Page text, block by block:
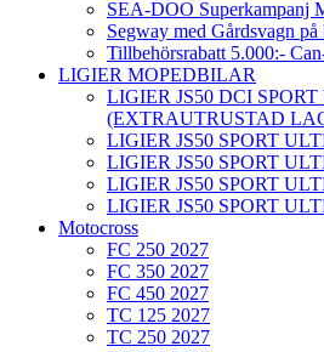
SEA-DOO Superkampanj
Segway med Gårdsvagn på
Tillbehörsrabatt 5.000:-
LIGIER MOPEDBILAR
LIGIER JS50 DCI
(EXTRAUTRUSTAD
LIGIER JS50 SPORT
LIGIER JS50 SPORT
LIGIER JS50 SPORT
LIGIER JS50 SPORT
Motocross
FC 250 2027
FC 350 2027
FC 450 2027
TC 125 2027
TC 250 2027